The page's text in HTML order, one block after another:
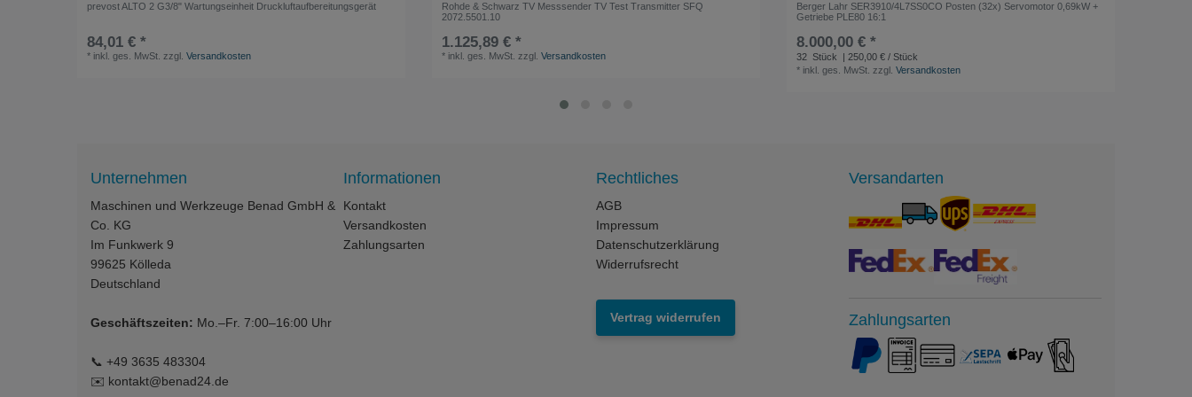
prevost ALTO 2 G3/8" Wartungseinheit Druckluftaufbereitungsgerät
84,01 € *
* inkl. ges. MwSt. zzgl.Versandkosten
Rohde & Schwarz TV Messsender TV Test Transmitter SFQ
2072.5501.10
1.125,89 € *
* inkl. ges. MwSt. zzgl.Versandkosten
Berger Lahr SER3910/4L7SS0CO Posten (32x) Servomotor 0,69kW +
Getriebe PLE80 16:1
8.000,00 € *
32 Stück
| 250,00 € / Stück
* inkl. ges. MwSt. zzgl.Versandkosten
Unternehmen
Maschinen und Werkzeuge Benad GmbH &
Co. KG
Im Funkwerk 9
99625 Kölleda
Deutschland
Geschäftszeiten: Mo.–Fr. 7:00–16:00 Uhr
📞 +49 3635 483304
✉️ kontakt@benad24.de
Informationen
Kontakt
Versandkosten
Zahlungsarten
Rechtliches
AGB
Impressum
Datenschutzerklärung
Widerrufsrecht
Vertrag widerrufen
Versandarten
Zahlungsarten